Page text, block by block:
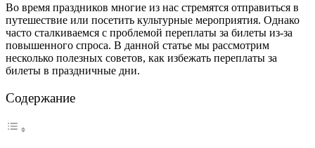
Во время праздников многие из нас стремятся отправиться в
путешествие или посетить культурные мероприятия. Однако
часто сталкиваемся с проблемой переплаты за билеты из-за
повышенного спроса. В данной статье мы рассмотрим
несколько полезных советов, как избежать переплаты за
билеты в праздничные дни.
Содержание